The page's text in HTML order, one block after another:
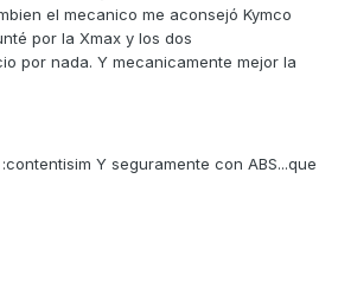
el mecanico me aconsejó Kymco
por la Xmax y los dos
por nada. Y mecanicamente mejor la
Y seguramente con ABS...que